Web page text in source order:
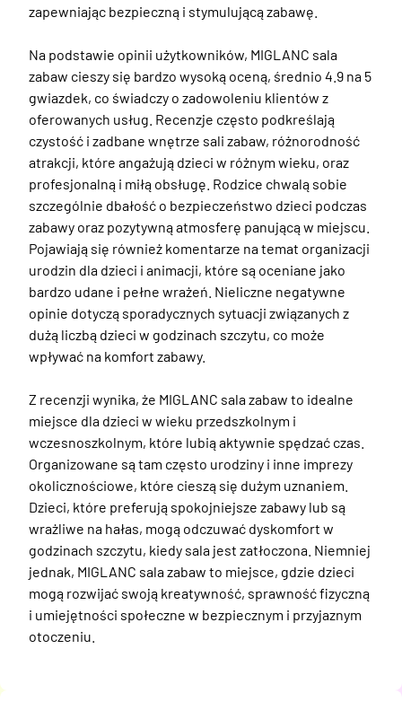
zapewniając bezpieczną i stymulującą zabawę.
Na podstawie opinii użytkowników, MIGLANC sala
zabaw cieszy się bardzo wysoką oceną, średnio 4.9 na 5
gwiazdek, co świadczy o zadowoleniu klientów z
oferowanych usług. Recenzje często podkreślają
czystość i zadbane wnętrze sali zabaw, różnorodność
atrakcji, które angażują dzieci w różnym wieku, oraz
profesjonalną i miłą obsługę. Rodzice chwalą sobie
szczególnie dbałość o bezpieczeństwo dzieci podczas
zabawy oraz pozytywną atmosferę panującą w miejscu.
Pojawiają się również komentarze na temat organizacji
urodzin dla dzieci i animacji, które są oceniane jako
bardzo udane i pełne wrażeń. Nieliczne negatywne
opinie dotyczą sporadycznych sytuacji związanych z
dużą liczbą dzieci w godzinach szczytu, co może
wpływać na komfort zabawy.
Z recenzji wynika, że MIGLANC sala zabaw to idealne
miejsce dla dzieci w wieku przedszkolnym i
wczesnoszkolnym, które lubią aktywnie spędzać czas.
Organizowane są tam często urodziny i inne imprezy
okolicznościowe, które cieszą się dużym uznaniem.
Dzieci, które preferują spokojniejsze zabawy lub są
wrażliwe na hałas, mogą odczuwać dyskomfort w
godzinach szczytu, kiedy sala jest zatłoczona. Niemniej
jednak, MIGLANC sala zabaw to miejsce, gdzie dzieci
mogą rozwijać swoją kreatywność, sprawność fizyczną
i umiejętności społeczne w bezpiecznym i przyjaznym
otoczeniu.